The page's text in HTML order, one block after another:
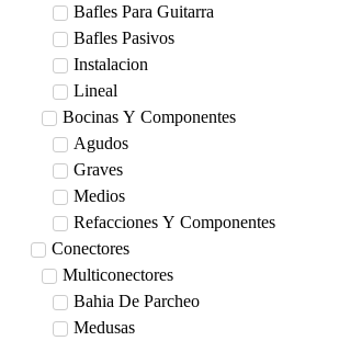
Bafles Para Guitarra
Bafles Pasivos
Instalacion
Lineal
Bocinas Y Componentes
Agudos
Graves
Medios
Refacciones Y Componentes
Conectores
Multiconectores
Bahia De Parcheo
Medusas